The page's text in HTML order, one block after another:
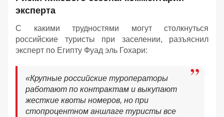
эксперта
С какими трудностями могут столкнуться
российские туристы при заселении, разъяснил
эксперт по Египту Фуад эль Гохари:
«Крупные российские туроператоры
работают по контрактам и выкупают
жесткие квоты номеров, но при
стопроцентном аншлаге туристы все